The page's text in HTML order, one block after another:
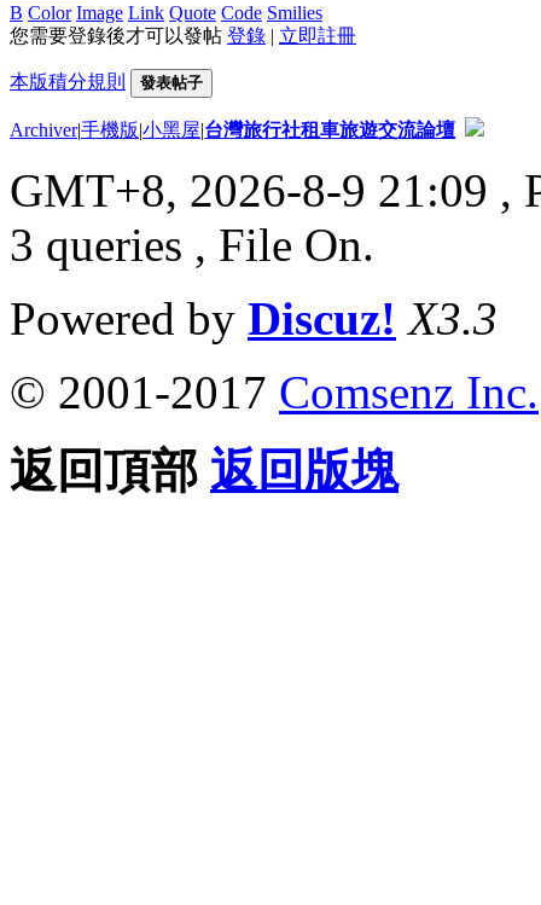
B Color Image Link Quote Code Smilies
您需要登錄後才可以發帖 登錄 | 立即註冊
本版積分規則 發表帖子
Archiver|手機版|小黑屋|台灣旅行社租車旅遊交流論壇
GMT+8, 2026-8-9 21:09 ,
3 queries , File On.
Powered by Discuz! X3.3
© 2001-2017 Comsenz Inc.
返回頂部 返回版塊